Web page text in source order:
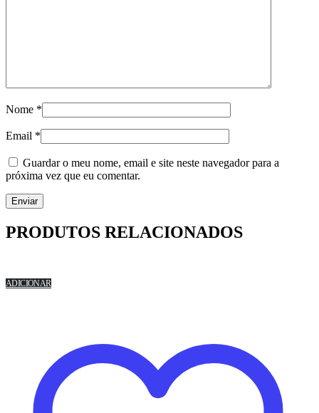
Nome *
Email *
Guardar o meu nome, email e site neste navegador para a
próxima vez que eu comentar.
PRODUTOS RELACIONADOS
ADICIONAR